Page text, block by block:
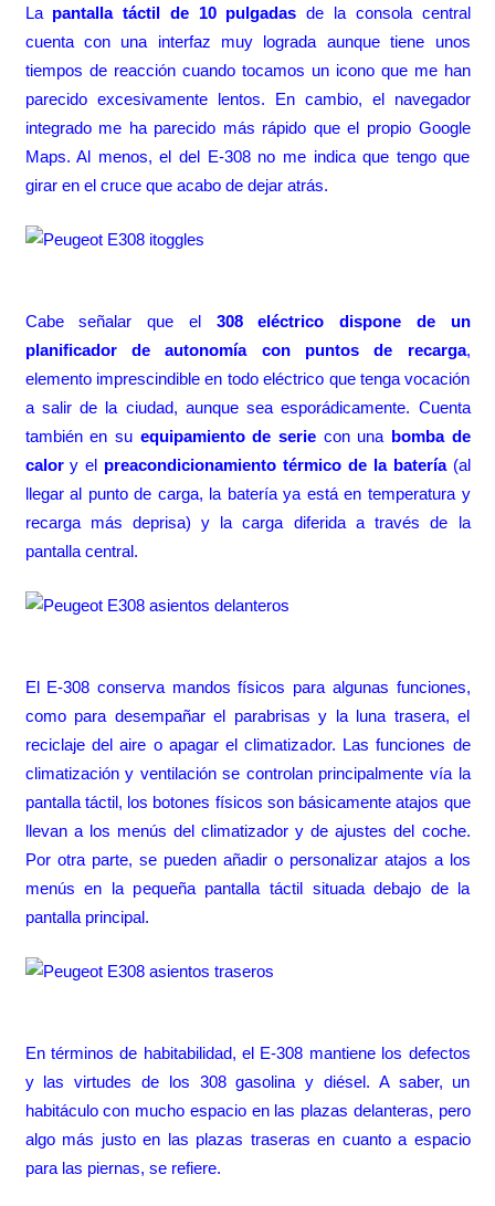
La pantalla táctil de 10 pulgadas de la consola central
cuenta con una interfaz muy lograda aunque tiene unos
tiempos de reacción cuando tocamos un icono que me han
parecido excesivamente lentos. En cambio, el navegador
integrado me ha parecido más rápido que el propio Google
Maps. Al menos, el del E-308 no me indica que tengo que
girar en el cruce que acabo de dejar atrás.
Cabe señalar que el 308 eléctrico dispone de un
planificador de autonomía con puntos de recarga,
elemento imprescindible en todo eléctrico que tenga vocación
a salir de la ciudad, aunque sea esporádicamente. Cuenta
también en su equipamiento de seriecon una bomba de
calory el preacondicionamiento térmico de la batería(al
llegar al punto de carga, la batería ya está en temperatura y
recarga más deprisa) y la carga diferida a través de la
pantalla central.
El E-308 conserva mandos físicos para algunas funciones,
como para desempañar el parabrisas y la luna trasera, el
reciclaje del aire o apagar el climatizador. Las funciones de
climatización y ventilación se controlan principalmente vía la
pantalla táctil, los botones físicos son básicamente atajos que
llevan a los menús del climatizador y de ajustes del coche.
Por otra parte, se pueden añadir o personalizar atajos a los
menús en la pequeña pantalla táctil situada debajo de la
pantalla principal.
En términos de habitabilidad, el E-308 mantiene los defectos
y las virtudes de los 308 gasolina y diésel. A saber, un
habitáculo con mucho espacio en las plazas delanteras, pero
algo más justo en las plazas traseras en cuanto a espacio
para las piernas, se refiere.